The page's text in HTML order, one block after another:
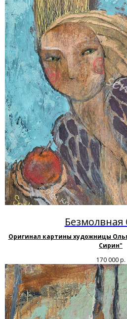
Оригинал картины художницы
Сирин"
170 000 р.